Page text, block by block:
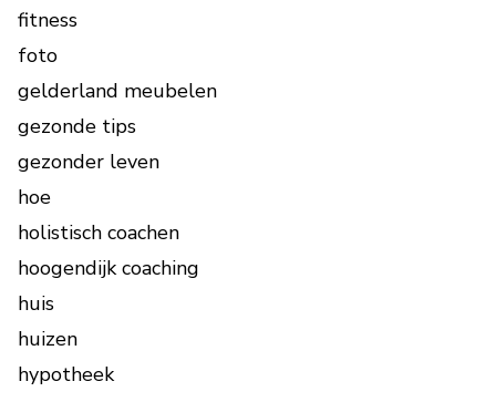
fitness
foto
gelderland meubelen
gezonde tips
gezonder leven
hoe
holistisch coachen
hoogendijk coaching
huis
huizen
hypotheek